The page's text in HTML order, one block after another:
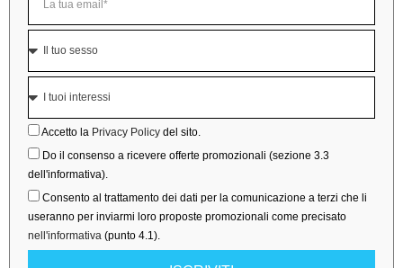
Accetto la Privacy Policy del sito.
Do il consenso a ricevere offerte promozionali (sezione 3.3
dell'informativa).
Consento al trattamento dei dati per la comunicazione a terzi che li
useranno per inviarmi loro proposte promozionali come precisato
nell'informativa (punto 4.1).